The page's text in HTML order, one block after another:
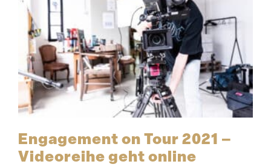
Aktions­woche 2026
Basis-Infos
Dokumen­tation 2025
Aktuelles
Kontakt
Engagement on Tour 2021 –
Videoreihe geht online